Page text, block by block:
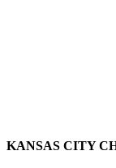
KANSAS CITY